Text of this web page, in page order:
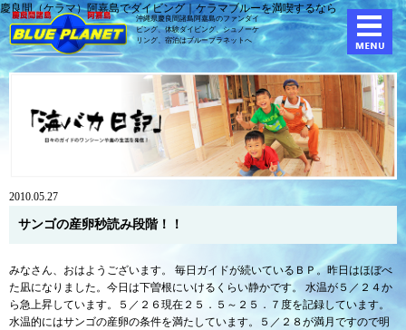
慶良間（ケラマ）阿嘉島でダイビング｜ケラマブルーを満喫するなら
沖縄県慶良間諸島阿嘉島のファンダイ
ビング、体験ダイビング、シュノーケ
リング、宿泊はブループラネットへ
2010.05.27
サンゴの産卵秒読み段階！！
みなさん、おはようございます。 毎日ガイドが続いているＢＰ。昨日はほぼべ
た凪になりました。今日は下曽根にいけるくらい静かです。 水温が５／２４か
ら急上昇しています。５／２６現在２５．５～２５．７度を記録しています。
水温的にはサンゴの産卵の条件を満たしています。５／２８が満月ですので明